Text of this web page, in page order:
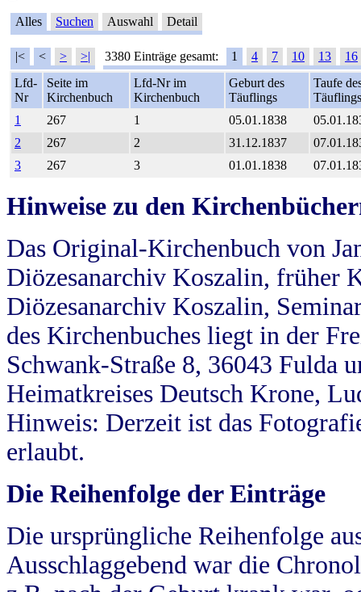
Alles Suchen Auswahl Detail
|< < > >| 3380 Einträge gesamt: 1 4 7 10 13
16
Lfd-
Nr
Seite im
Kirchenbuch
Lfd-Nr im
Kirchenbuch
Geburt des
Täuflings
Taufe
Täuflings
1
267 1 05.01.1838
2
267 2 31.12.1837
3
267 3 01.01.1838
Hinweise zu den
Das Original-Kirchenbuch von
Diözesanarchiv Koszalin, früher
Diözesanarchiv Koszalin,
des Kirchenbuches liegt in der
Schwank-Straße 8, 36043 Fulda
Heimatkreises Deutsch Krone,
Hinweis: Derzeit ist das
erlaubt.
Die Reihenfolge der Einträge
Die ursprüngliche Reihenfolge
Ausschlaggebend war die